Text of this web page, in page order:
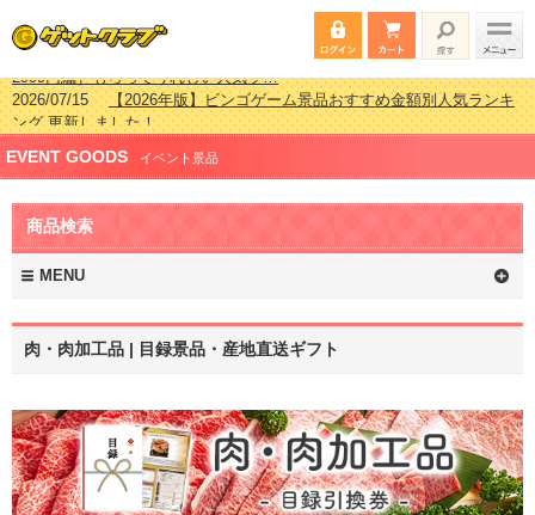
2026/07/15【2026年版】ビンゴゲーム景品おすすめ金額別人気ランキ
ング 更新しました！
2026/04/03【2026年版】ゴルフコンペ景品 3000円未満［2000円～
2999円編］もらってうれしい人気ラ…
2026/02/16【2026年版】結婚式の二次会で貰って嬉しい景品とは？ 更
新しました！
2026/02/03
2999円編］もらってうれしい人気ラ…
EVENT GOODS イベント景品
商品検索
MENU
肉・肉加工品 | 目録景品・産地直送ギフト